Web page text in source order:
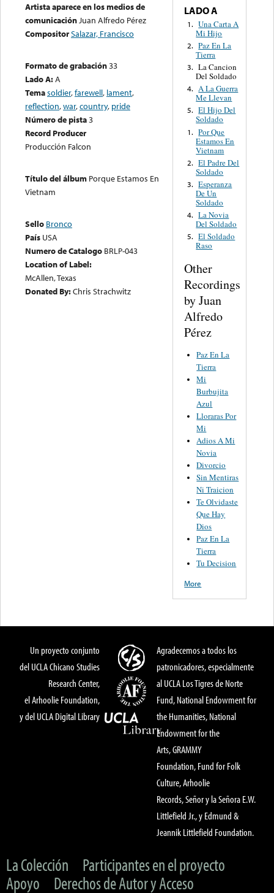
Artista aparece en los medios de
comunicaciónJuan Alfredo Pérez
CompositorSalazar, Francisco
Formato de grabación33
Lado A:A
Temasoldier,farewell, lament,
reflection,war,country, pride
Número de pista3
Record Producer
Producción Falcon
Título del álbum Porque Estamos En
Vietnam
Sello Bronco
País USA
Numero de Catalogo BRLP-043
Location of Label:
McAllen, Texas
Donated By:Chris Strachwitz
LADO A
1. Una Carta A
Mi Hijo
2. Paz En La
Tierra
3. La Cancion
Del Soldado
4. A La Guerra
Me Llevan
5. El Hijo Del
Soldado
1. Por Que
Estamos En
Vietnam
2. El Padre Del
Soldado
3. Esperanza
De Un
Soldado
4. La Novia
Del Soldado
5. El Soldado
Raso
Other
Recordings
by Juan
Alfredo
Pérez
Paz En La
Tierra
Mi
Burbujita
Azul
Lloraras Por
Mi
Adios A Mi
Novia
Divorcio
Sin Mentiras
Ni Traicion
Te Olvidaste
Que Hay
Dios
Paz En La
Tierra
Tu Decision
More
Un proyecto conjunto
del UCLA Chicano Studies
Research Center,
el Arhoolie Foundation,
y del UCLA Digital Library
Agradecemos a todos los
patronicadores, especialmente
al UCLA Los Tigres de Norte
Fund, National Endowment for
the Humanities, National
Endowment for the
Arts, GRAMMY
Foundation, Fund for Folk
Culture, Arhoolie
Records, Señor y la Señora E.W.
Littlefield Jr., y Edmund &
Jeannik Littlefield Foundation.
La Colección
Participantes en el proyecto
Apoyo
Derechos de Autor y Acceso